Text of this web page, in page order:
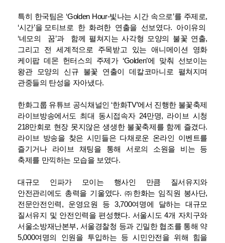
특히 한국팀은 ‘Golden Hour-빛나는 시간 속으로’를 주제로,
‘시간’을 모티브로 한 화려한 연출을 선보였다. 아이유의
‘네모의 꿈’과 함께 펼쳐지는 사각형 모양의 불꽃 연출,
그리고 전 세계적으로 주목받고 있는 애니메이션 영화
케이팝 데몬 헌터스의 주제가 ‘Golden’에 맞춰 선보이는
왕관 모양의 신규 불꽃 연출이 데칼코마니로 펼쳐지며
관중들의 탄성을 자아냈다.
한화그룹 유튜브 공식채널인 ‘한화TV’에서 진행한 불꽃축제
라이브방송에서도 최대 동시접속자 24만명, 라이브 시청
218만회로 현장 못지않은 생생한 불꽃축제를 함께 즐겼다.
라이브 방송을 찾은 시민들은 다채로운 온라인 이벤트를
즐기거나 라이브 채팅을 통해 서로의 소원을 비는 등
축제를 만끽하는 모습을 보였다.
대규모 인파가 모이는 행사인 만큼 질서유지와
안전관리에도 총력을 기울였다. ㈜한화는 임직원 봉사단,
전문안전인력, 운영요원 등 3,700여명에 달하는 대규모
질서유지 및 안전인력을 편성했다. 서울시도 4개 자치구와
서울소방재난본부, 서울경찰청 등과 긴밀한 협조를 통해 약
5,000여명의 인원을 투입하는 등 시민안전을 위해 힘을